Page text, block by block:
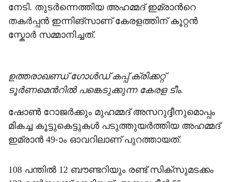
നേടി. തുടർന്നെത്തിയ അഹമ്മദ് ഇമ്രാന്‍റെ
തകർപ്പൻ ഇന്നിങ്സാണ് കേരളത്തിന് കൂറ്റൻ
സ്കോർ സമ്മാനിച്ചത്.
ഉത്തരാഖണ്ഡ് ഗോൾഡ് കപ്പ് ക്രിക്കറ്റ്
ടൂർണമെന്‍റിൽ പങ്കെടുക്കുന്ന കേരള ടീം.
ഷോൺ റോജർക്കും മുഹമ്മദ് അസറുദ്ദീനുമൊപ്പം
മികച്ച കൂട്ടുകെട്ടുകൾ പടുത്തുയർത്തിയ അഹമ്മദ്
ഇമ്രാൻ 49-ാം ഓവറിലാണ് പുറത്തായത്.
108 പന്തിൽ 12 ബൗണ്ടറിയും രണ്ട് സിക്സുമടക്കം